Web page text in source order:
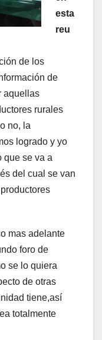
esta
reu
de los
de
aquellas
rurales
no, la
logrado y yo
que se va a
del cual se van
mas adelante
foro de
se lo quiera
de otras
tiene,así
totalmente